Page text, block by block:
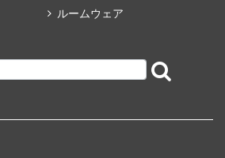
ルームウェア